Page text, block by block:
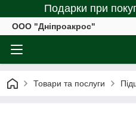
Подарки при
ООО "Дніпроакрос"
Товари та послуги